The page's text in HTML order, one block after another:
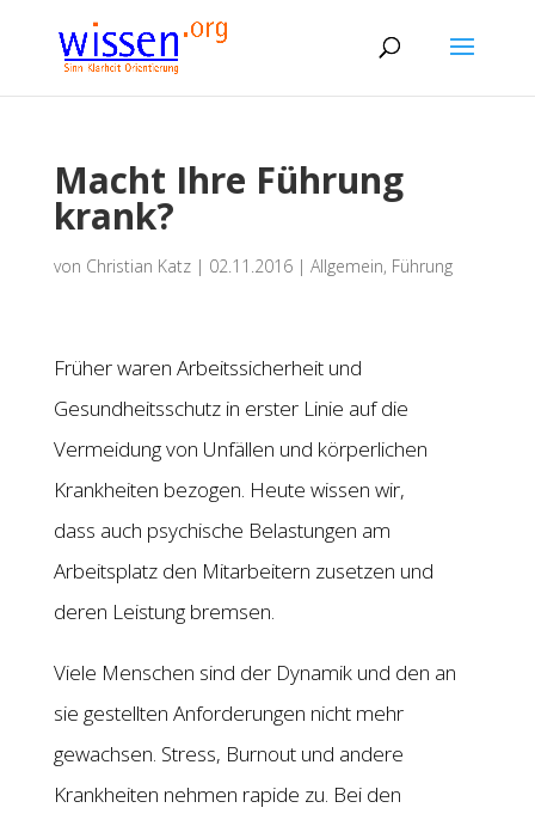
Macht Ihre Führung
krank?
von Christian Katz| 02.11.2016| Allgemein, Führung
Früher waren Arbeitssicherheit und
Gesundheitsschutz in erster Linie auf die
Vermeidung von Unfällen und körperlichen
Krankheiten bezogen. Heute wissen wir,
dass auch psychische Belastungen am
Arbeitsplatz den Mitarbeitern zusetzen und
deren Leistung bremsen.
Viele Menschen sind der Dynamik und den an
sie gestellten Anforderungen nicht mehr
gewachsen. Stress, Burnout und andere
Krankheiten nehmen rapide zu. Bei den